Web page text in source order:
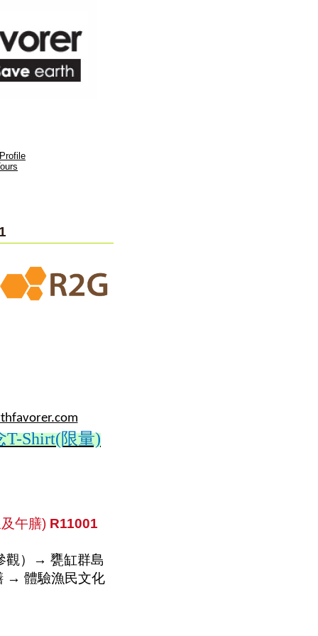
T-Shirt(限量)
午膳) R11001
觀）→ 甕缸群島
→ 體驗漁民文化